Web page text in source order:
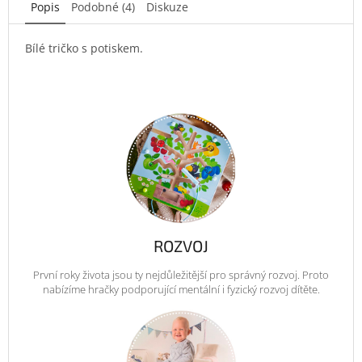
Popis Podobné (4) Diskuze
Bílé tričko s potiskem.
ROZVOJ
První roky života jsou ty nejdůležitější pro správný rozvoj. Proto
nabízíme hračky podporující mentální i fyzický rozvoj dítěte.